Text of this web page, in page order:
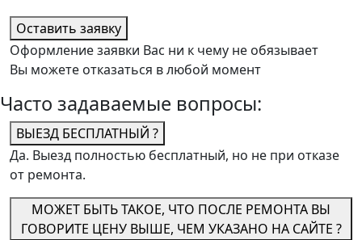
Оставить заявку
Оформление заявки Вас ни к чему не обязывает
Вы можете отказаться в любой момент
Часто задаваемые вопросы:
ВЫЕЗД БЕСПЛАТНЫЙ ?
Да. Выезд полностью бесплатный, но не при отказе
от ремонта.
МОЖЕТ БЫТЬ ТАКОЕ, ЧТО ПОСЛЕ РЕМОНТА ВЫ
ГОВОРИТЕ ЦЕНУ ВЫШЕ, ЧЕМ УКАЗАНО НА САЙТЕ ?